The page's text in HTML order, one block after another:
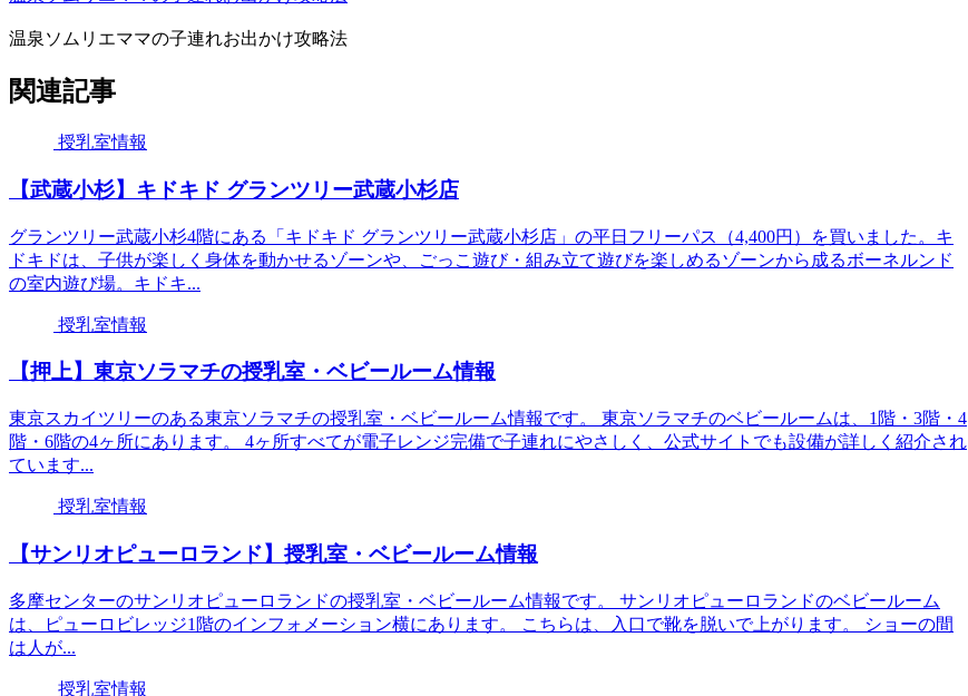
温泉ソムリエママの子連れお出かけ攻略法
関連記事
授乳室情報
【武蔵小杉】キドキド グランツリー武蔵小杉店
グランツリー武蔵小杉4階にある「キドキド グランツリー武蔵小杉店」の平日フリーパス（4,400円）を買いました。キ
ドキドは、子供が楽しく身体を動かせるゾーンや、ごっこ遊び・組み立て遊びを楽しめるゾーンから成るボーネルンド
の室内遊び場。キドキ...
授乳室情報
【押上】東京ソラマチの授乳室・ベビールーム情報
東京スカイツリーのある東京ソラマチの授乳室・ベビールーム情報です。 東京ソラマチのベビールームは、1階・3階・4
階・6階の4ヶ所にあります。 4ヶ所すべてが電子レンジ完備で子連れにやさしく、公式サイトでも設備が詳しく紹介され
ています...
授乳室情報
【サンリオピューロランド】授乳室・ベビールーム情報
多摩センターのサンリオピューロランドの授乳室・ベビールーム情報です。 サンリオピューロランドのベビールーム
は、ピューロビレッジ1階のインフォメーション横にあります。 こちらは、入口で靴を脱いで上がります。 ショーの間
は人が...
授乳室情報